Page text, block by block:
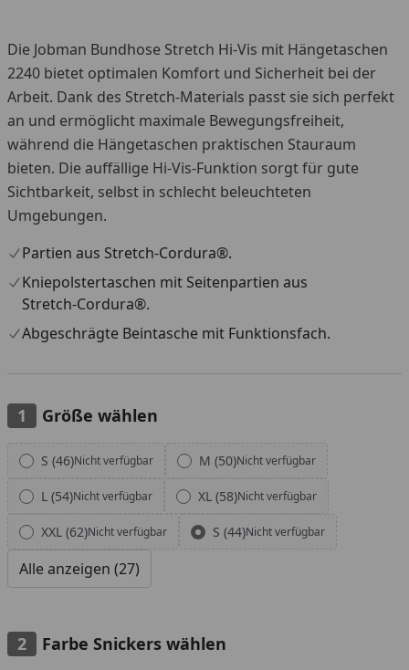
Die Jobman Bundhose Stretch Hi-Vis mit Hängetaschen
2240 bietet optimalen Komfort und Sicherheit bei der
Arbeit. Dank des Stretch-Materials passt sie sich perfekt
an und ermöglicht maximale Bewegungsfreiheit,
während die Hängetaschen praktischen Stauraum
bieten. Die auffällige Hi-Vis-Funktion sorgt für gute
Sichtbarkeit, selbst in schlecht beleuchteten
Umgebungen.
Partien aus Stretch-Cordura®.
Kniepolstertaschen mit Seitenpartien aus
Stretch-Cordura®.
Abgeschrägte Beintasche mit Funktionsfach.
Größe wählen
Alle anzeigen (27)
S (46)Nicht verfügbar M (50)Nicht verfügbar
L (54)Nicht verfügbar XL (58)Nicht verfügbar
XXL (62)Nicht verfügbar S (44)Nicht verfügbar
Alle anzeigen (27)
Farbe Snickers wählen